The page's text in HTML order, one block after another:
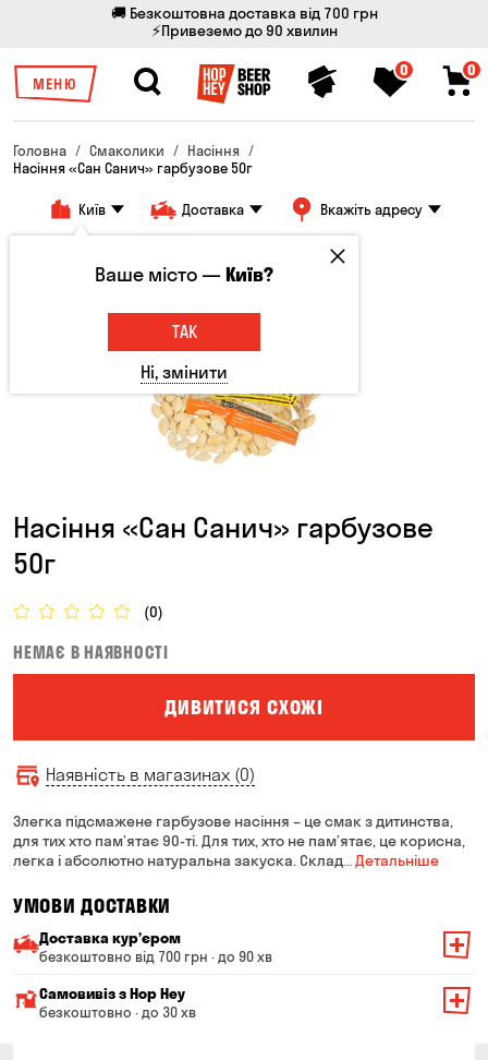
🚚 Безкоштовна доставка від 700 грн
⚡Привеземо до 90 хвилин
МЕНЮ
0 0
Головна Смаколики
Насіння
Насіння «Сан Санич» гарбузове 50г
Київ Доставка Вкажіть адресу
Насіння «Сан Санич» гарбузове
50г
(0)
НЕМАЄ В НАЯВНОСТІ
ДИВИТИСЯ СХОЖІ
Наявність в магазинах (0)
Злегка підсмажене гарбузове насіння – це смак з дитинства,
для тих хто пам’ятає 90-ті. Для тих, хто не пам’ятає, це корисна,
легка і абсолютно натуральна закуска. Склад… Детальніше
УМОВИ ДОСТАВКИ
Доставка курʼєром
безкоштовно від 700 грн · до 90 хв
Мінімальна сума всього замовлення — 200 грн
Вартість доставки залежить від суми всього замовлення:
Самовивіз з Hop Hey
безкоштовно · до 30 хв
Ваше місто —Київ?
ТАК
Ні, змінити